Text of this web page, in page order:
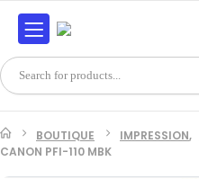
BOUTIQUE IMPRESSION,
CANON PFI-110 MBK